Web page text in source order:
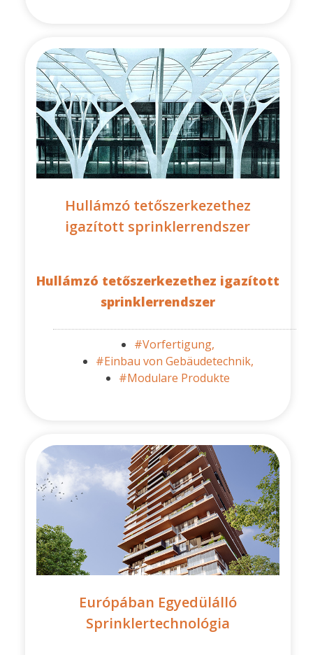
Hullámzó tetőszerkezethez
igazított sprinklerrendszer
Hullámzó tetőszerkezethez igazított
sprinklerrendszer
#Vorfertigung,
#Einbau von Gebäudetechnik,
#Modulare Produkte
Európában Egyedülálló
Sprinklertechnológia